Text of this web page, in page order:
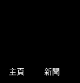
主頁 新聞